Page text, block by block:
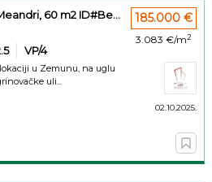
60 m2 ID#Be...
VP/4
u Zemunu, na uglu
uli...
185.000 €
3.083 €/m2
02.10.2025.